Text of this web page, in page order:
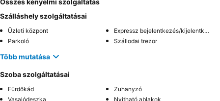
Összes kényelmi szolgáltatás
Szálláshely szolgáltatásai
Üzleti központ
Expressz bejelentkezés/kijelentkezés
Parkoló
Szállodai trezor
Több mutatása
Szoba szolgáltatásai
Fürdőkád
Zuhanyzó
Vasalódeszka
Nyitható ablakok